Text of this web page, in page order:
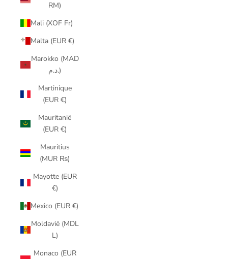
RM)
Mali (XOF Fr)
Malta (EUR €)
Marokko (MAD
د.م.)
Martinique
(EUR €)
Mauritanië
(EUR €)
Mauritius
(MUR ₨)
Mayotte (EUR
€)
Mexico (EUR €)
Moldavië (MDL
L)
Monaco (EUR